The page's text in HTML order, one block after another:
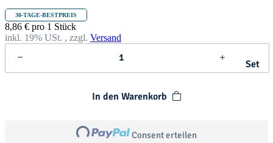
30-TAGE-BESTPREIS
8,86 € pro 1 Stück
inkl. 19% USt. , zzgl. Versand
Set
In den Warenkorb
Loading... Consent erteilen